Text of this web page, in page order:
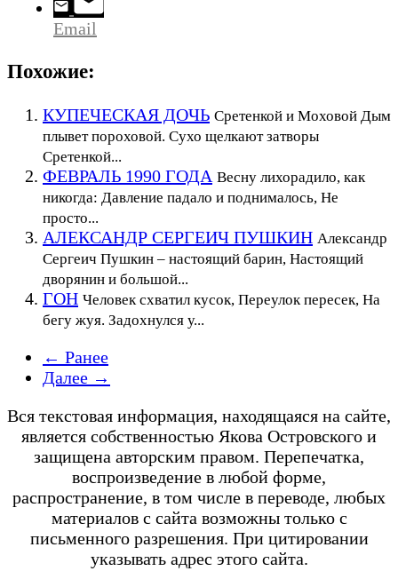
Email
Похожие:
КУПЕЧЕСКАЯ ДОЧЬ Сретенкой и Моховой Дым
плывет пороховой. Сухо щелкают затворы
Сретенкой...
ФЕВРАЛЬ 1990 ГОДА Весну лихорадило, как
никогда: Давление падало и поднималось, Не
просто...
АЛЕКСАНДР СЕРГЕИЧ ПУШКИН Александр
Сергеич Пушкин – настоящий барин, Настоящий
дворянин и большой...
ГОН Человек схватил кусок, Переулок пересек, На
бегу жуя. Задохнулся у...
← Ранее
Далее →
Вся текстовая информация, находящаяся на сайте,
является собственностью Якова Островского и
защищена авторским правом. Перепечатка,
воспроизведение в любой форме,
распространение, в том числе в переводе, любых
материалов с сайта возможны только с
письменного разрешения. При цитировании
указывать адрес этого сайта.